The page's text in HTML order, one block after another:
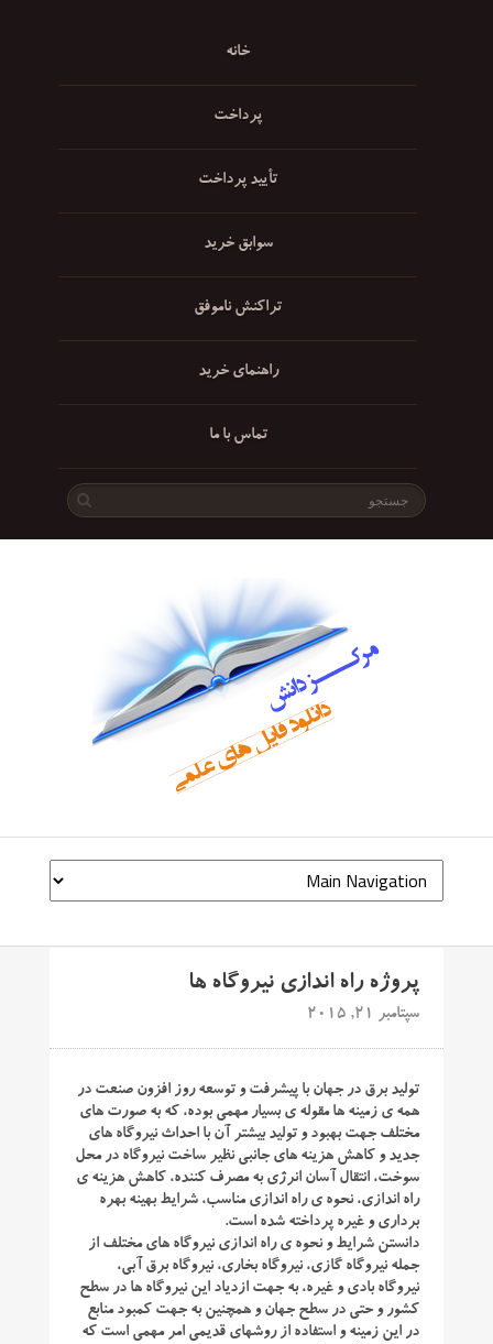
خانه
پرداخت
تأیید پرداخت
سوابق خرید
تراکنش ناموفق
راهنمای خرید
تماس با ما
پروژه راه اندازی نیروگاه ها
سپتامبر 21, 2015
تولید برق در جهان با پیشرفت و توسعه روز افزون صنعت در
همه ی زمینه ها مقوله ی بسیار مهمی بوده، که به صورت های
مختلف جهت بهبود و تولید بیشتر آن با احداث نیروگاه های
جدید و کاهش هزینه های جانبی نظیر ساخت نیروگاه در محل
سوخت، انتقال آسان انرژی به مصرف کننده، کاهش هزینه ی
راه اندازی، نحوه ی راه اندازی مناسب، شرایط بهینه بهره
برداری و غیره پرداخته شده است.
دانستن شرایط و نحوه ی راه اندازی نیروگاه های مختلف از
جمله نیروگاه گازی، نیروگاه بخاری، نیروگاه برق آبی،
نیروگاه بادی و غیره، به جهت ازدیاد این نیروگاه ها در سطح
کشور و حتی در سطح جهان و همچنین به جهت کمبود منابع
در این زمینه و استفاده از روشهای قدیمی امر مهمی است که